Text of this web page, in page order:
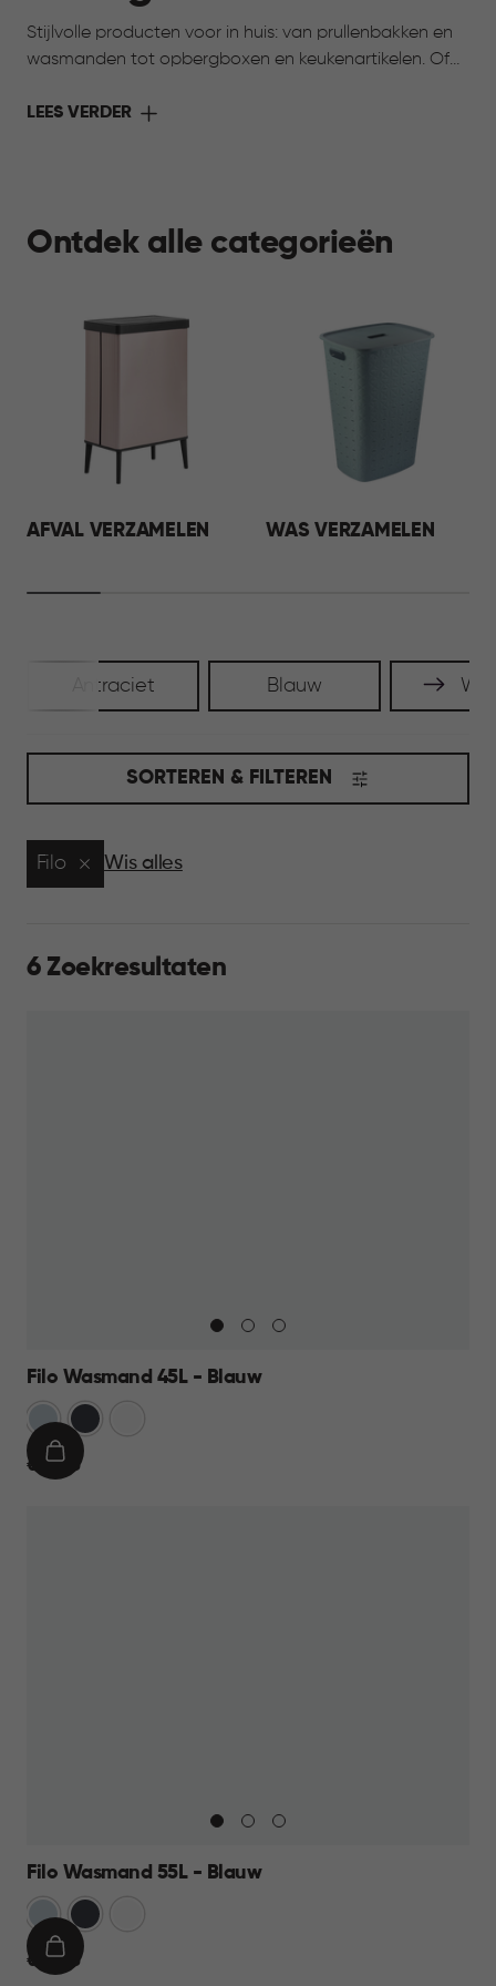
Stijlvolle producten voor in huis: van prullenbakken en
wasmanden tot opbergboxen en keukenartikelen. Of
vind je praktische oplossingen. Alles voor meer gemak,
LEES VERDER
Ontdek alle categorieën
AFVAL VERZAMELEN WAS VERZAMELEN
Antraciet Blauw Wit
SORTEREN & FILTEREN
Filo Wis alles
6 Zoekresultaten
Filo Wasmand 45L - Blauw
BlauwAntraciet
€
€ 13,95
IN
Filo Wasmand 55L - Blauw
BlauwAntraciet
€
€ 21,95
IN